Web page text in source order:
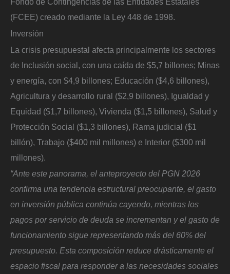
(FCEE) creado mediante la Ley 448 de 1998.
Inversión
La crisis presupuestal afecta principalmente los sectores
de Inclusión social, con una caída de $5,7 billones; Minas
y energía, con $4,9 billones; Educación ($4,6 billones),
Agricultura y desarrollo rural ($2,9 billones), Igualdad y
Equidad ($1,7 billones), Vivienda ($1,5 billones), Salud y
Protección Social ($1,3 billones), Rama judicial ($1
billón), Trabajo ($400 mil millones) e Interior ($300 mil
millones).
“Ante este panorama, el anteproyecto del PGN 2026
confirma una tendencia estructural preocupante, el gasto
en inversión pública continúa cayendo, mientras los
pagos por servicio de deuda se incrementan y el gasto de
funcionamiento sigue representando más del 60% del
presupuesto. Esta composición reduce drásticamente el
espacio fiscal para responder a las necesidades sociales